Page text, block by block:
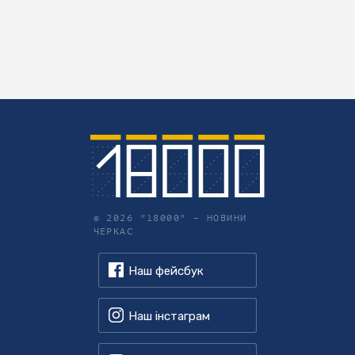
© 2026 "18000" – НОВИНИ
ЧЕРКАС
Наш фейсбук
Наш інстаграм